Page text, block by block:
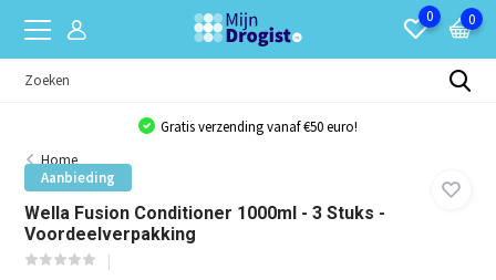
0 0
Gratis verzending vanaf €50 euro!
Home
Aanbieding
Wella Fusion Conditioner 1000ml - 3 Stuks -
Voordeelverpakking